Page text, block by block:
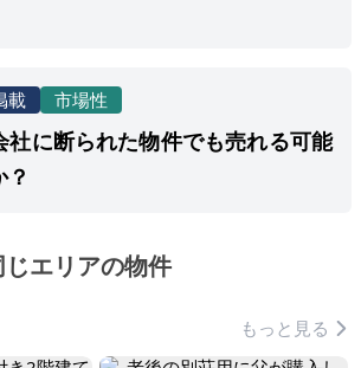
載 市場性
社に断られた物件でも売れる可能
エリアの物件
もっと見る